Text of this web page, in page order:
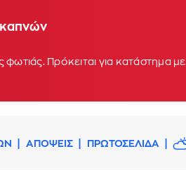
καπνών
Πρόκειται για κατάστημα με
ΑΠΟΨΕΙΣ ΠΡΩΤΟΣΕΛΙΔΑ